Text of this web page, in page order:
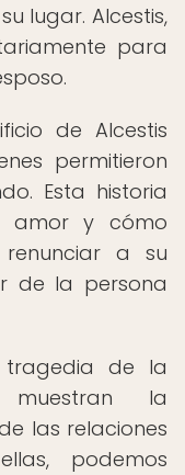
lugar. Alcestis,
para
de Alcestis
permitieron
Esta historia
amor y cómo
a su
de la persona
tragedia de la
la
las relaciones
podemos